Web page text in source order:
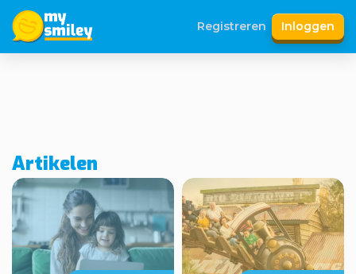
Registreren Inloggen
Artikelen